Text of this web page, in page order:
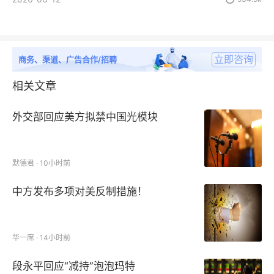
商务、渠道、广告合作/招聘 立即咨询
相关文章
外交部回应美方拟禁中国光模块
默德君 · 10小时前
中方发布多项对美反制措施！
华一席 · 14小时前
段永平回应“减持”泡泡玛特